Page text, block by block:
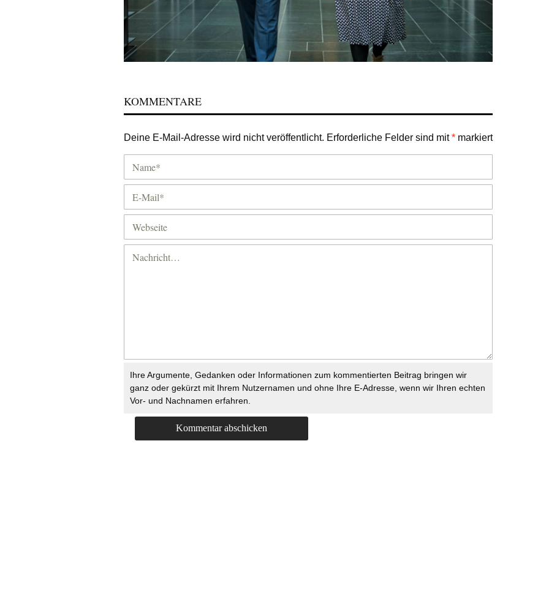
KOMMENTARE
Deine E-Mail-Adresse wird nicht veröffentlicht. Erforderliche Felder sind mit* markiert
Ihre Argumente, Gedanken oder Informationen zum kommentierten Beitrag bringen wir
ganz oder gekürzt mit Ihrem Nutzernamen und ohne Ihre E-Adresse, wenn wir Ihren echten
Vor- und Nachnamen erfahren.